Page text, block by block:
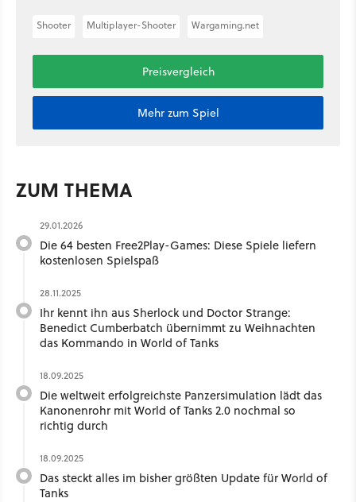
Shooter Multiplayer-Shooter Wargaming.net
Preisvergleich
Mehr zum Spiel
ZUM THEMA
29.01.2026
Die 64 besten Free2Play-Games: Diese Spiele liefern
kostenlosen Spielspaß
28.11.2025
Ihr kennt ihn aus Sherlock und Doctor Strange:
Benedict Cumberbatch übernimmt zu Weihnachten
das Kommando in World of Tanks
18.09.2025
Die weltweit erfolgreichste Panzersimulation lädt das
Kanonenrohr mit World of Tanks 2.0 nochmal so
richtig durch
18.09.2025
Das steckt alles im bisher größten Update für World of
Tanks